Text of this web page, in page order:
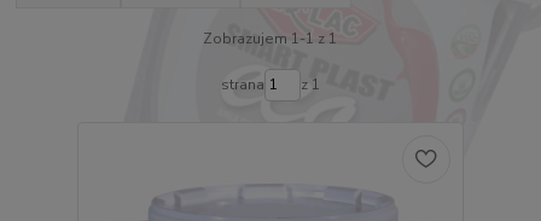
Zobrazujem 1-1 z 1
strana z 1